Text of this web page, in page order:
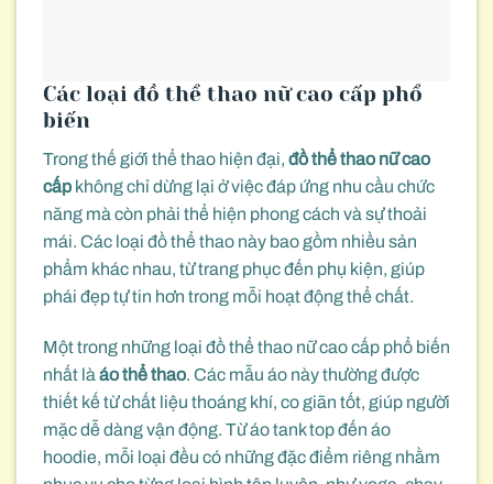
Các loại đồ thể thao nữ cao cấp phổ
biến
Trong thế giới thể thao hiện đại, đồ thể thao nữ cao
cấp không chỉ dừng lại ở việc đáp ứng nhu cầu chức
năng mà còn phải thể hiện phong cách và sự thoải
mái. Các loại đồ thể thao này bao gồm nhiều sản
phẩm khác nhau, từ trang phục đến phụ kiện, giúp
phái đẹp tự tin hơn trong mỗi hoạt động thể chất.
Một trong những loại đồ thể thao nữ cao cấp phổ biến
nhất là áo thể thao. Các mẫu áo này thường được
thiết kế từ chất liệu thoáng khí, co giãn tốt, giúp người
mặc dễ dàng vận động. Từ áo tank top đến áo
hoodie, mỗi loại đều có những đặc điểm riêng nhằm